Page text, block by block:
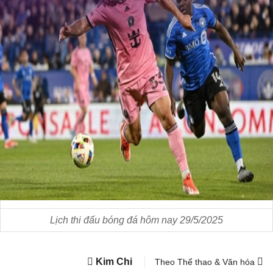
Lịch thi đấu bóng đá hôm nay 29/5/2025
Kim Chi Theo Thể thao & Văn hóa